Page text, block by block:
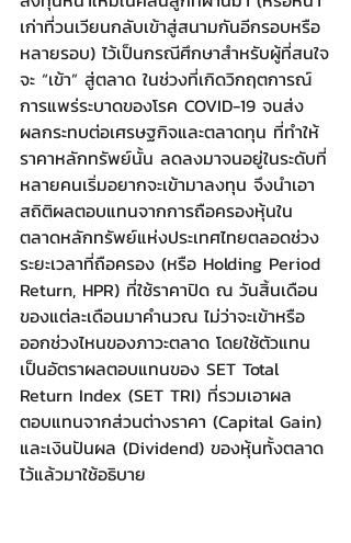
เก่าที่วนเวียนกลับเข้าสู่สนามกันอีกรอบหรือ
หลายรอบ) ไว้เป็นกรณีศึกษาสำหรับผู้ที่สนใจ
จะ “เข้า” สู่ตลาด ในช่วงที่เกิดวิกฤตการณ์
การแพร่ระบาดของโรค COVID-19 จนส่ง
ผลกระทบต่อเศรษฐกิจและตลาดทุน ที่ทำให้
ราคาหลักทรัพย์นั้น ลดลงมาจนอยู่ในระดับที่
หลายคนเริ่มอยากจะเข้ามาลงทุน จึงนำเอา
สถิติผลตอบแทนจากการถือครองหุ้นใน
ตลาดหลักทรัพย์แห่งประเทศไทยตลอดช่วง
ระยะเวลาที่ถือครอง (หรือ Holding Period
Return, HPR) ที่ใช้ราคาปิด ณ วันสิ้นเดือน
ของแต่ละเดือนมาคำนวณ ไม่ว่าจะเข้าหรือ
ออกช่วงไหนของภาวะตลาด โดยใช้ตัวแทน
เป็นอัตราผลตอบแทนของ SET Total
Return Index (SET TRI) ที่รวมเอาผล
ตอบแทนจากส่วนต่างราคา (Capital Gain)
และเงินปันผล (Dividend) ของหุ้นทั้งตลาด
ไว้แล้วมาใช้อธิบาย